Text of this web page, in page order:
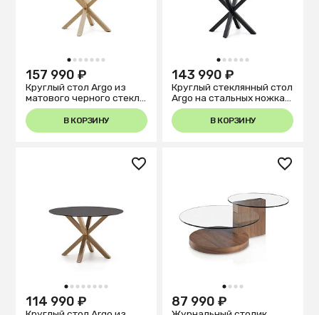
1 2 3 4 5 6 7
157 990 ₽
Круглый стол Argo из
матового черного стекла
со стальными ножками
под дерево, Ø 150
В КОРЗИНУ
1 2 3 4 5 6
143 990 ₽
Круглый стеклянный стол
Argo на стальных ножках
с черной отделкой, Ø 150
В КОРЗИНУ
1 2 3 4 5 6 7 8
114 990 ₽
1 2 3 4
87 990 ₽